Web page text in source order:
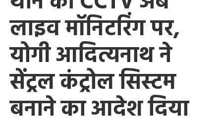
लाइव मॉनिटरिंग पर,
योगी आदित्यनाथ ने
सेंट्रल कंट्रोल सिस्टम
बनाने का आदेश दिया